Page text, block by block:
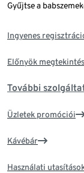
Gyűjtse a
Ingyenes
Előnyök
További
Üzletek promóciói
Kávébár
Használati